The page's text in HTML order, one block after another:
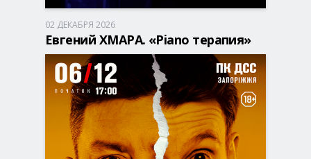
Запорожье, 18:00
ДК Днепроспецсталь
350 - 750 грн
БИЛЕТЫ
02 ДЕКАБРЯ 2026
Евгений ХМАРА. «Piano терапия»